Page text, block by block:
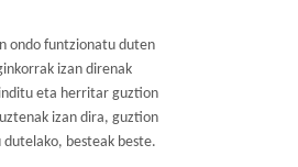
ondo funtzionatu duten
izan direnak
eta herritar guztion
izan dira, guztion
besteak beste.